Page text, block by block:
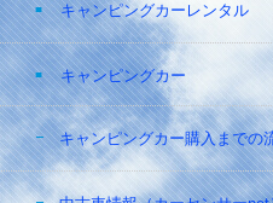
キャンピングカーレンタル
キャンピングカー
キャンピングカー購入までの